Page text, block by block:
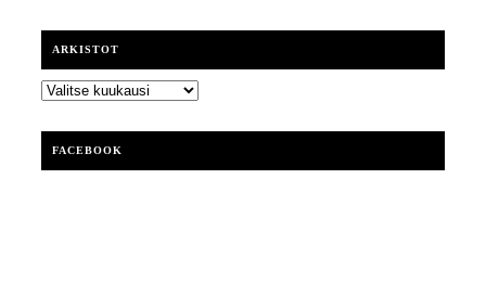
ARKISTOT
ARKISTOT
FACEBOOK